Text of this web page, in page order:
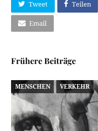
Tweet Teilen
Email
Frühere Beiträge
MENSCHEN VERKEHR